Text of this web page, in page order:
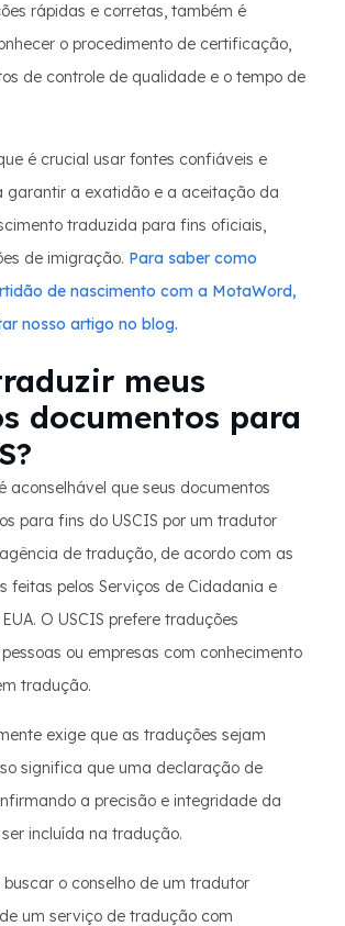
rápidas e corretas, também é
o procedimento de certificação,
de controle de qualidade e o tempo de
é crucial usar fontes confiáveis e
garantir a exatidão e a aceitação da
traduzida para fins oficiais,
de imigração. Para saber como
de nascimento com a MotaWord,
nosso artigo no blog.
meus
documentos para
aconselhável que seus documentos
para fins do USCIS por um tradutor
de tradução, de acordo com as
feitas pelos Serviços de Cidadania e
O USCIS prefere traduções
ou empresas com conhecimento
tradução.
exige que as traduções sejam
significa que uma declaração de
a precisão e integridade da
incluída na tradução.
buscar o conselho de um tradutor
um serviço de tradução com